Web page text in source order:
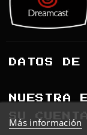
DATOS DE
NUESTRA
SU CUENTA
Más información